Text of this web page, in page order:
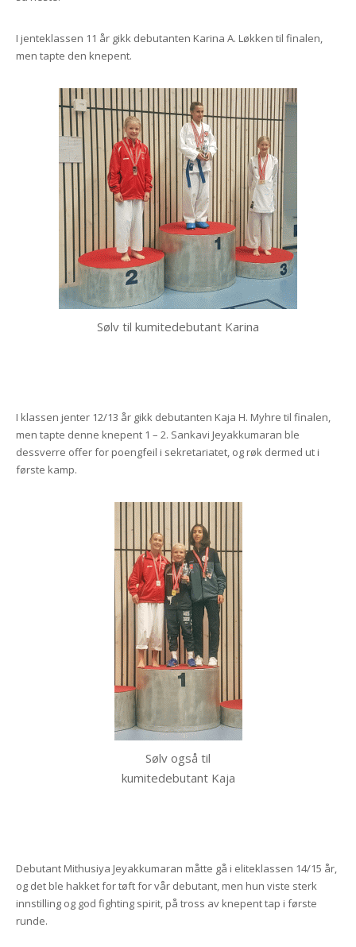
I jenteklassen 11 år gikk debutanten Karina A. Løkken til finalen,
men tapte den knepent.
Sølv til kumitedebutant Karina
I klassen jenter 12/13 år gikk debutanten Kaja H. Myhre til finalen,
men tapte denne knepent 1 – 2. Sankavi Jeyakkumaran ble
dessverre offer for poengfeil i sekretariatet, og røk dermed ut i
første kamp.
Sølv også til
kumitedebutant Kaja
Debutant Mithusiya Jeyakkumaran måtte gå i eliteklassen 14/15 år,
og det ble hakket for tøft for vår debutant, men hun viste sterk
innstilling og god fighting spirit, på tross av knepent tap i første
runde.